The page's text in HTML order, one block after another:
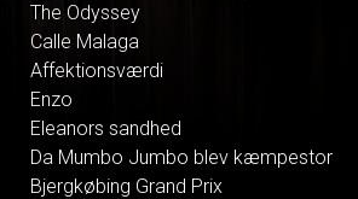
The Odyssey
Calle Malaga
Affektionsværdi
Enzo
Eleanors sandhed
Da Mumbo Jumbo blev kæmpestor
Bjergkøbing Grand Prix